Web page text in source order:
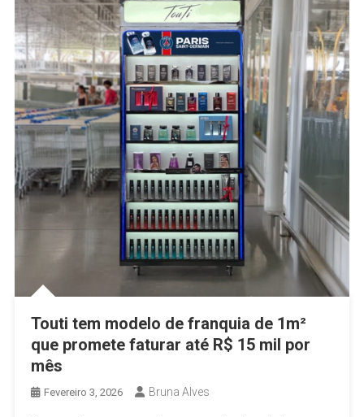
Touti tem modelo de franquia de 1m²
que promete faturar até R$ 15 mil por
mês
Fevereiro 3, 2026 Bruna Alves